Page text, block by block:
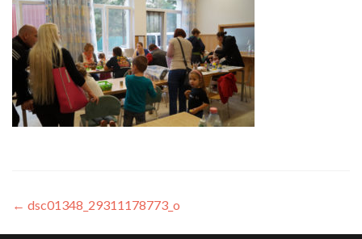
← dsc01348_29311178773_o